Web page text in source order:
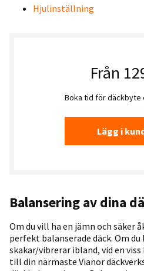
Hjulinställning
Från
Boka tid för däckbyte
Lägg i
Balansering av dina
Om du vill ha en jämn och säker
perfekt balanserade däck. Om
skakar/vibrerar ibland, vid en
till din närmaste Vianor